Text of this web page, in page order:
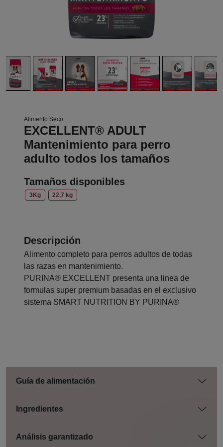
Alimento Seco
EXCELLENT® ADULT
Mantenimiento para perro
adulto todos los tamaños
Tamaños disponibles
3Kg 22,7 kg
Descripción
Alimento completo para perros adultos de todas
las razas en mantenimiento.
PURINA® EXCELLENT presenta una linea de
formulas super premium basadas en el exclusivo
sistema SMART NUTRITION BY PURINA®
Guía de alimentación
Ingredientes
Análisis garantizado